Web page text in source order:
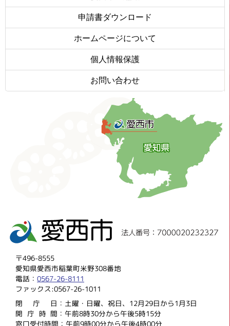
申請書ダウンロード
ホームページについて
個人情報保護
お問い合わせ
〒496-8555
愛知県愛西市稲葉町米野308番地
電話：0567-26-8111
ファックス:0567-26-1011
閉庁 日：土曜・日曜、祝日、12月29日から1月3日
開庁時 間：午前8時30分から午後5時15分
窓口受付時間：午前9時00分から午後4時00分